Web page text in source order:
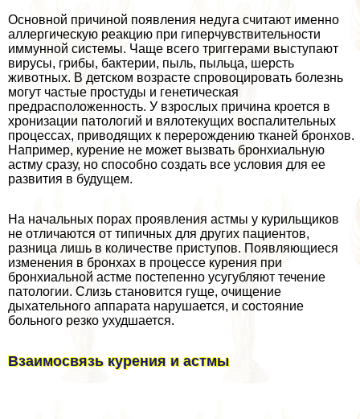
Основной причиной появления недуга считают именно
аллергическую реакцию при гиперчувствительности
иммунной системы. Чаще всего триггерами выступают
вирусы, грибы, бактерии, пыль, пыльца, шерсть
животных. В детском возрасте спровоцировать болезнь
могут частые простуды и генетическая
предрасположенность. У взрослых причина кроется в
хронизации патологий и вялотекущих воспалительных
процессах, приводящих к перерождению тканей бронхов.
Например, курение не может вызвать бронхиальную
астму сразу, но способно создать все условия для ее
развития в будущем.
На начальных порах проявления астмы у курильщиков
не отличаются от типичных для других пациентов,
разница лишь в количестве приступов. Появляющиеся
изменения в бронхах в процессе курения при
бронхиальной астме постепенно усугубляют течение
патологии. Слизь становится гуще, очищение
дыхательного аппарата нарушается, и состояние
больного резко ухудшается.
Взаимосвязь курения и астмы